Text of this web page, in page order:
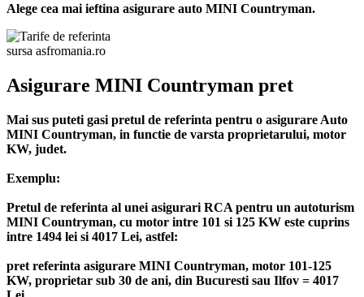
Alege cea mai ieftina asigurare auto MINI Countryman.
sursa asfromania.ro
Asigurare MINI Countryman pret
Mai sus puteti gasi pretul de referinta pentru o asigurare Auto
MINI Countryman, in functie de varsta proprietarului, motor
KW, judet.
Exemplu:
Pretul de referinta al unei asigurari RCA pentru un autoturism
MINI Countryman, cu motor intre 101 si 125 KW este cuprins
intre 1494 lei si 4017 Lei, astfel:
pret referinta asigurare MINI Countryman, motor 101-125
KW, proprietar sub 30 de ani, din Bucuresti sau Ilfov = 4017